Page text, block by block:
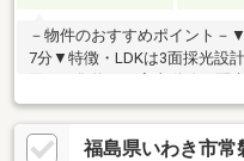
－物件のおすすめポイント－
7分▼特徴・LDKは3面採光設
置、広縁やバルコニー付・2
食洗機・IHコンロ・浴室乾燥
【交換】システムキッチン、
福島県いわき市常